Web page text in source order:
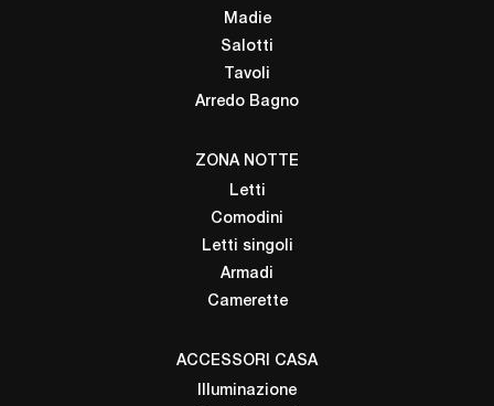
Madie
Salotti
Tavoli
Arredo Bagno
ZONA NOTTE
Letti
Comodini
Letti singoli
Armadi
Camerette
ACCESSORI CASA
Illuminazione